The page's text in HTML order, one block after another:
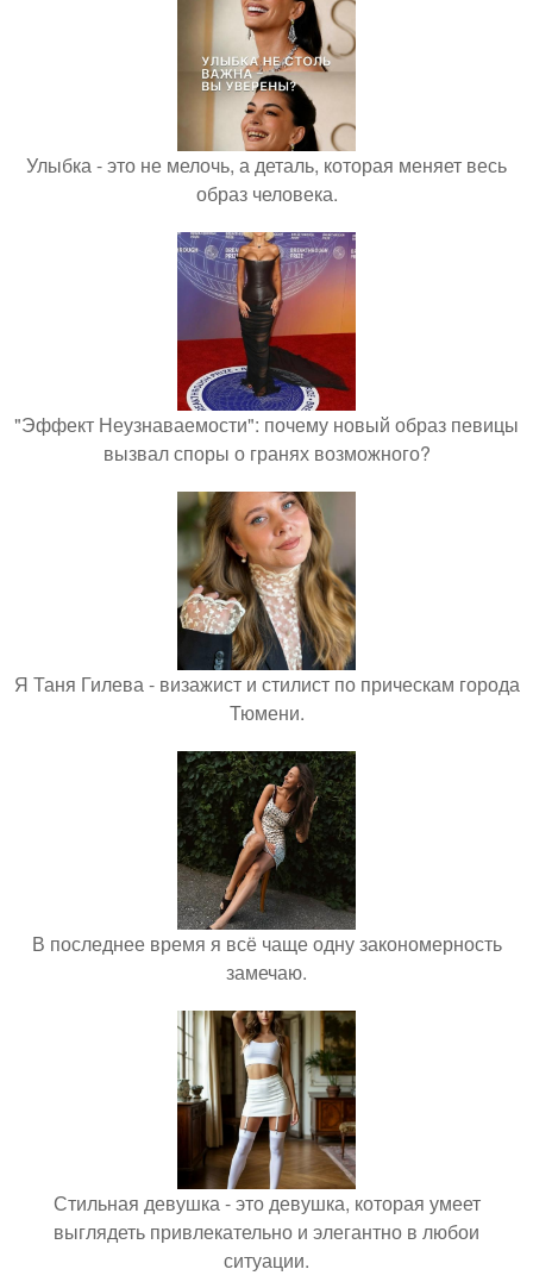
Улыбка - это не мелочь, а деталь, которая меняет весь
образ человека.
"Эффект Неузнаваемости": почему новый образ певицы
вызвал споры о гранях возможного?
Я Таня Гилева - визажист и стилист по прическам города
Тюмени.
В последнее время я всё чаще одну закономерность
замечаю.
Стильная девушка - это девушка, которая умеет
выглядеть привлекательно и элегантно в любои
ситуации.